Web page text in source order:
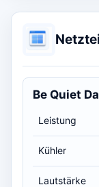
Be Quiet
Leistung
Kühler
Lautstärke